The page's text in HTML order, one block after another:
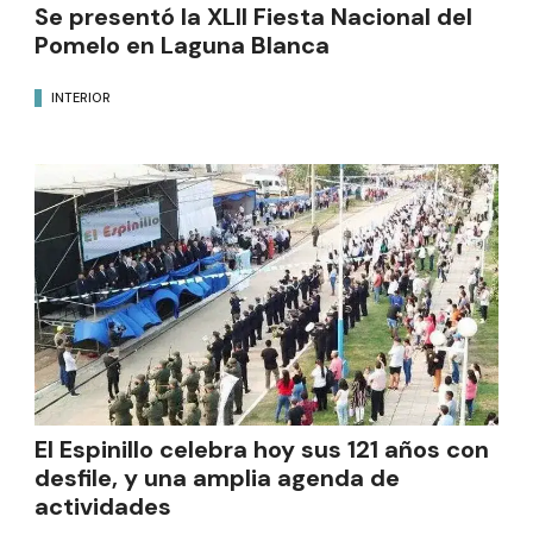
Se presentó la XLII Fiesta Nacional del
Pomelo en Laguna Blanca
INTERIOR
El Espinillo celebra hoy sus 121 años con
desfile, y una amplia agenda de
actividades